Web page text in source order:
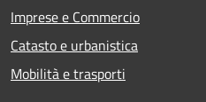
Imprese e Commercio
Catasto e urbanistica
Mobilità e trasporti